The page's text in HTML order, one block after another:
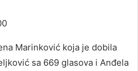
Marinković koja je dobila
sa 669 glasova i Anđela